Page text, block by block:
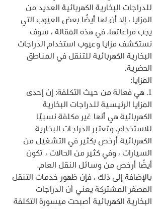
للدراجات البخارية الكهربائية العديد من
المزايا ، إلا أن لها أيضًا بعض العيوب التي
يجب مراعاتها. في هذه المقالة ، سوف
نستكشف مزايا وعيوب استخدام الدراجات
البخارية الكهربائية للتنقل في المناطق
الحضرية.
المزايا:
1. هي فعالة من حيث التكلفة: إن إحدى
المزايا الرئيسية للدراجات البخارية
الكهربائية هي أنها غير مكلفة نسبيًا
للاستخدام. وتعتبر الدراجات البخارية
الكهربائية أرخص بكثير في التشغيل من
السيارات ، وفي كثير من الحالات ، تكون
أيضًا أرخص من وسائل النقل العام.
بالإضافة إلى ذلك ، فإن ظهور خدمات التنقل
المصغر المشتركة يعني أن الدراجات
البخارية الكهربائية أصبحت ميسورة التكلفة